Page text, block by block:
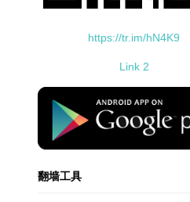
https://tr.im/hN4K9
Link 2
standard-icon-
翻墙工具